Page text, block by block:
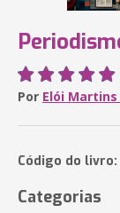
Por Elói
Código do livro:
Categorias